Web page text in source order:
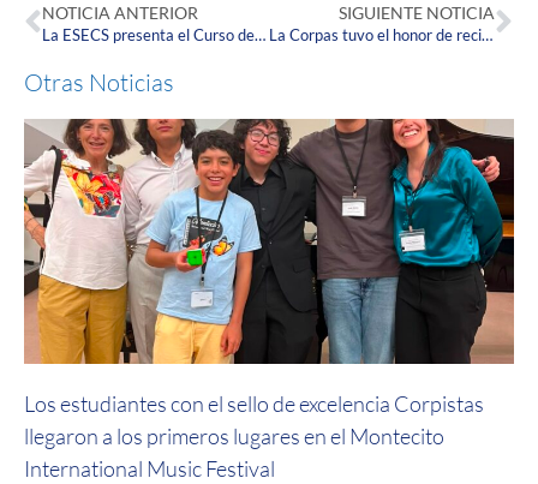
NOTICIA ANTERIOR
La ESECS presenta el Curso de Epistemología de la Investigación Cualitativa y Cuantitativa
SIGUIENTE NOTICIA
La Corpas tuvo el honor de recibir a su Primera Promoción de Egresados de la Escuela de Medicina 1971
Otras Noticias
Los estudiantes con el sello de excelencia Corpistas
llegaron a los primeros lugares en el Montecito
International Music Festival